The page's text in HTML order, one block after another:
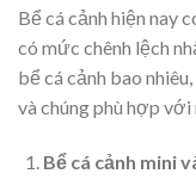
Bể cá cảnh hiện nay
có mức chênh lệch
bể cá cảnh bao
và chúng phù hợp
Bể cá cảnh mini